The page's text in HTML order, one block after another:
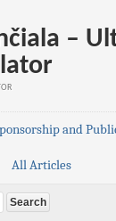
–
and
All Articles